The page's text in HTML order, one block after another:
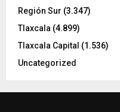
Región Sur (3.347)
Tlaxcala (4.899)
Tlaxcala Capital (1.536)
Uncategorized